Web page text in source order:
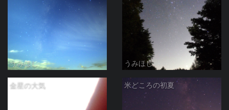
うみほし うみほし
金星の大気 米どころの初夏